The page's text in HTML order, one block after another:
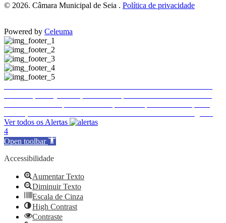
© 2026. Câmara Municipal de Seia . Política de privacidade
Powered by Celeuma
Ver todos os Alertas
4
Open toolbar
Accessibilidade
Aumentar Texto
Diminuir Texto
Escala de Cinza
High Contrast
Contraste